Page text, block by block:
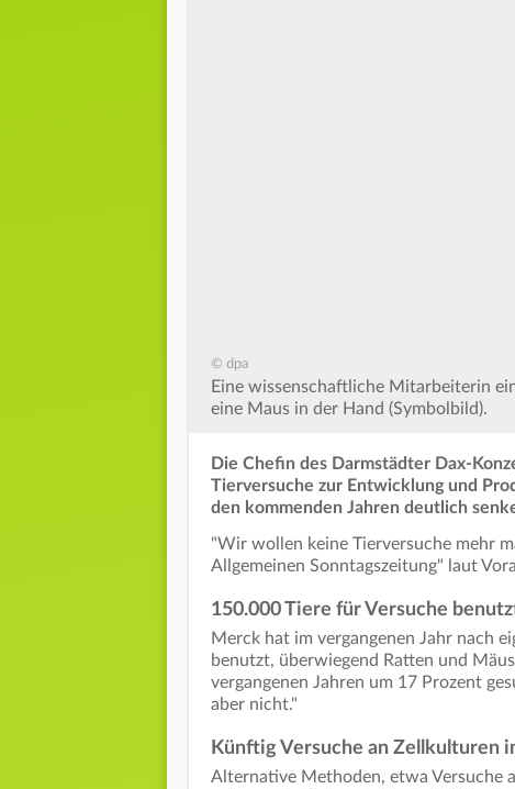
© dpa
Eine wissenschaftliche Mitarbeiterin
eine Maus in der Hand (Symbolbild).
Die Chefin des Darmstädter Dax-
Tierversuche zur Entwicklung und
den kommenden Jahren deutlich
"Wir wollen keine Tierversuche mehr
Allgemeinen Sonntagszeitung" laut
150.000 Tiere für Versuche
Merck hat im vergangenen Jahr nach
benutzt, überwiegend Ratten und
vergangenen Jahren um 17 Prozent
aber nicht."
Künftig Versuche an Zellkulturen
Alternative Methoden, etwa Versuche